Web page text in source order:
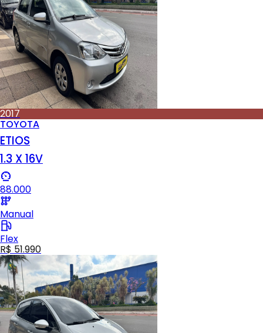
2017
TOYOTA
ETIOS
1.3 X 16V
88.000
Manual
Flex
R$ 51.990